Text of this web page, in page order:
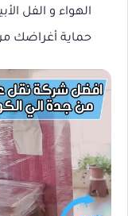
الهواء و الفل
حماية أغراضك